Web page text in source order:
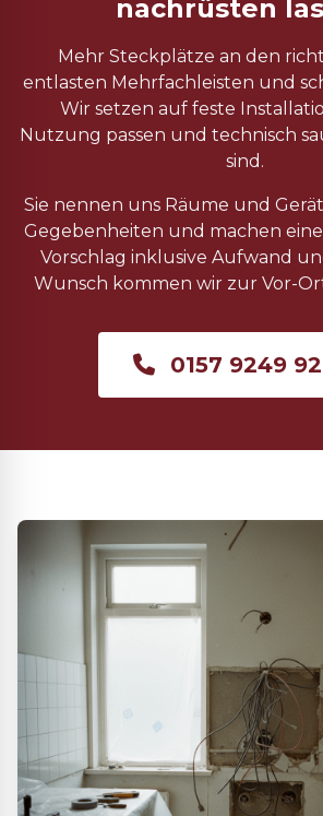
nachrüsten
Mehr Steckplätze an den
entlasten Mehrfachleisten und
Wir setzen auf feste
Nutzung passen und technisch
sind.
Sie nennen uns Räume und
Gegebenheiten und machen
Vorschlag inklusive Aufwand
Wunsch kommen wir zur Vor-
0157 9249